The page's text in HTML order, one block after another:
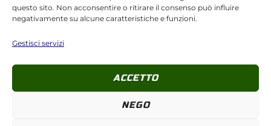
questo sito. Non acconsentire o ritirare il consenso può influire
negativamente su alcune caratteristiche e funzioni.
Gestisci servizi
ACCETTO
NEGO
DETAIL
Eventi in programma